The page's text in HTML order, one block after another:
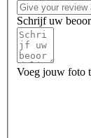
Schrijf uw
Voeg jouw foto